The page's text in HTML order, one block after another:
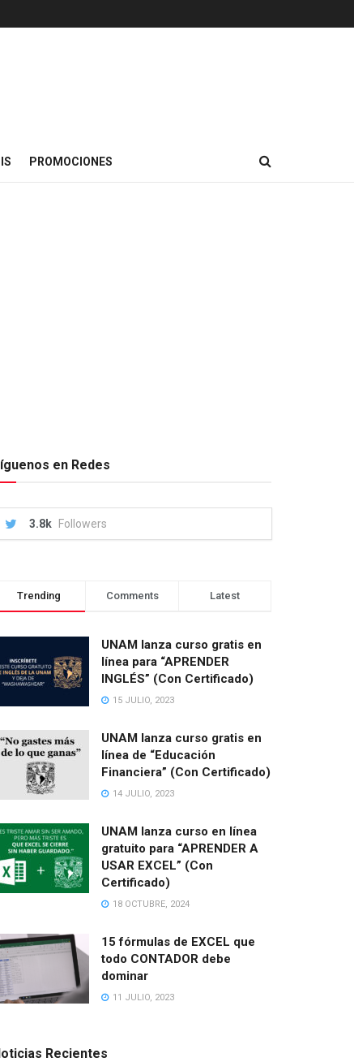
PROMOCIONES
en Redes
3.8k Followers
Trending Comments Latest
UNAM lanza curso gratis en
línea para “APRENDER
INGLÉS” (Con Certificado)
15 JULIO, 2023
UNAM lanza curso gratis en
línea de “Educación
Financiera” (Con Certificado)
14 JULIO, 2023
UNAM lanza curso en línea
gratuito para “APRENDER A
USAR EXCEL” (Con
Certificado)
18 OCTUBRE, 2024
15 fórmulas de EXCEL que
todo CONTADOR debe
dominar
11 JULIO, 2023
Recientes